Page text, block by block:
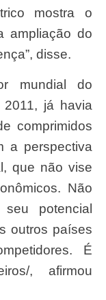
mostra o
ampliação do
disse.
já havia
comprimidos
a perspectiva
que não vise
Não
potencial
outros países
É
, afirmou